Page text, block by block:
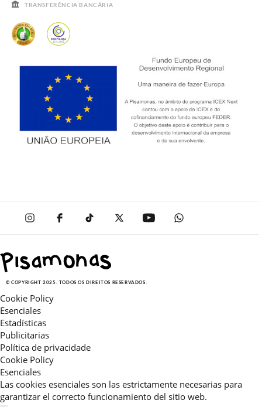
TRANSFERÊNCIA BANCÁRIA
© COPYRIGHT 2025. TODOS OS DIREITOS RESERVADOS.
Cookie Policy
Esenciales
Estadísticas
Publicitarias
Política de privacidade
Cookie Policy
Esenciales
Las cookies esenciales son las estrictamente necesarias para
garantizar el correcto funcionamiento del sitio web.